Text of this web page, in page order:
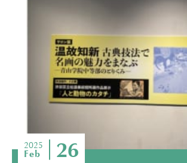
2025
Feb 26